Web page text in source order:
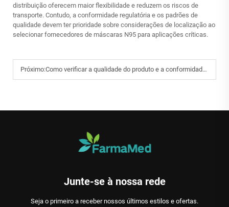
distribuição oferecem maior flexibilidade e reduzem os riscos de
transporte. Contudo, a conformidade regulatória e os padrões de
qualidade devem ter prioridade sobre considerações de localização ao
selecionar fornecedores de máscaras N95 para aplicações críticas.
Próximo:Como verificar a qualidade do produto e a conformidade ao adquirir máscaras N95 B2B?
Junte-se à nossa rede
Seja o primeiro a receber nossos últimos estilos e ofertas.